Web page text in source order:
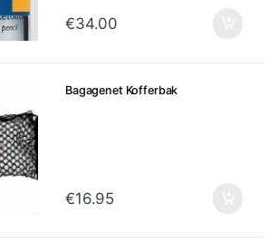
€34.00
Bagagenet Kofferbak
€16.95